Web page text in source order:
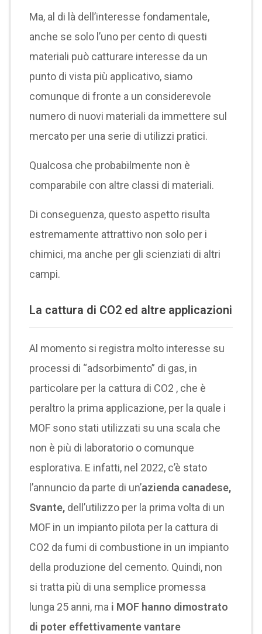
Ma, al di là dell’interesse fondamentale,
anche se solo l’uno per cento di questi
materiali può catturare interesse da un
punto di vista più applicativo, siamo
comunque di fronte a un considerevole
numero di nuovi materiali da immettere sul
mercato per una serie di utilizzi pratici.
Qualcosa che probabilmente non è
comparabile con altre classi di materiali.
Di conseguenza, questo aspetto risulta
estremamente attrattivo non solo per i
chimici, ma anche per gli scienziati di altri
campi.
La cattura di CO2 ed altre applicazioni
Al momento si registra molto interesse su
processi di “adsorbimento” di gas, in
particolare per la cattura di CO2 , che è
peraltro la prima applicazione, per la quale i
MOF sono stati utilizzati su una scala che
non è più di laboratorio o comunque
esplorativa. E infatti, nel 2022, c’è stato
l’annuncio da parte di un’azienda canadese,
Svante, dell’utilizzo per la prima volta di un
MOF in un impianto pilota per la cattura di
CO2 da fumi di combustione in un impianto
della produzione del cemento. Quindi, non
si tratta più di una semplice promessa
lunga 25 anni, ma i MOF hanno dimostrato
di poter effettivamente vantare